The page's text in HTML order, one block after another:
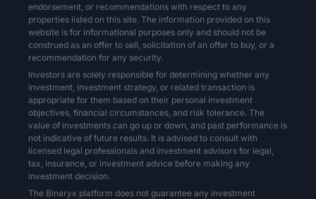
endorsement, or recommendations with respect to any
properties listed on this site. The information provided on this
website is for informational purposes only and should not be
construed as an offer to sell, solicitation of an offer to buy, or a
recommendation for any security.
Investors are solely responsible for determining whether any
investment, investment strategy, or related transaction is
appropriate for them based on their personal investment
objectives, financial circumstances, and risk tolerance. The
value of investments can go up or down, and past performance is
not indicative of future results. It is advised to consult with
licensed legal professionals and investment advisors for legal,
tax, insurance, or investment advice before making any
investment decision.
The Binaryx platform does not guarantee any investment